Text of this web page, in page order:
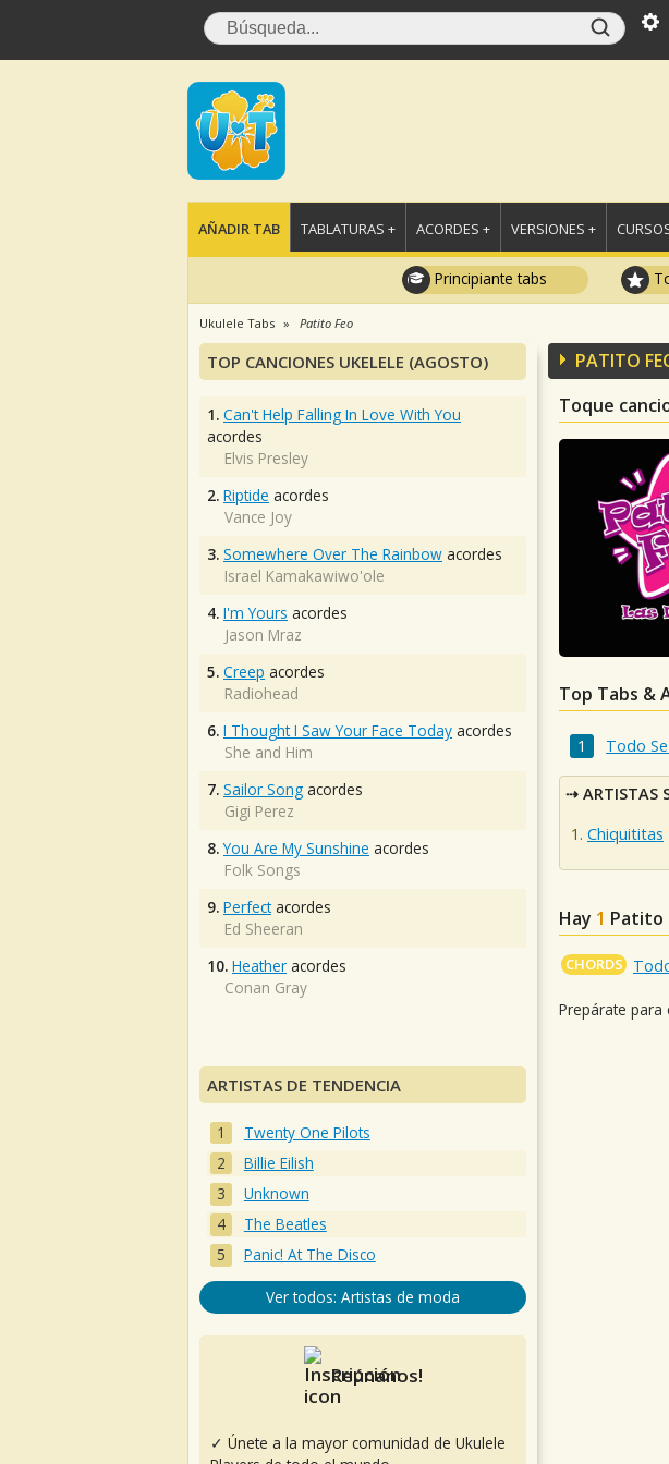
AÑADIR TAB TABLATURAS + ACORDES + VERSIONES +
Principiante tabs
Ukulele Tabs Patito Feo
PATITO
Toque
Top Tabs &
Todo
ARTISTAS
Chiquititas
Hay 1 Patito
CHORDS
Prepárate para
TOP CANCIONES UKELELE (AGOSTO)
1. Can't Help Falling In Love With You
acordes
Elvis Presley
2. Riptide acordes
Vance Joy
3. Somewhere Over The Rainbow acordes
Israel Kamakawiwo'ole
4. I'm Yours acordes
Jason Mraz
5. Creep acordes
Radiohead
6. I Thought I Saw Your Face Today acordes
She and Him
7. Sailor Song acordes
Gigi Perez
8. You Are My Sunshine acordes
Folk Songs
9. Perfectacordes
Ed Sheeran
10. Heather acordes
Conan Gray
ARTISTAS DE TENDENCIA
Twenty One Pilots
Billie Eilish
Unknown
The Beatles
Panic! At The Disco
Ver todos: Artistas de moda
Reúnanos!
✓ Únete a la mayor comunidad de Ukulele